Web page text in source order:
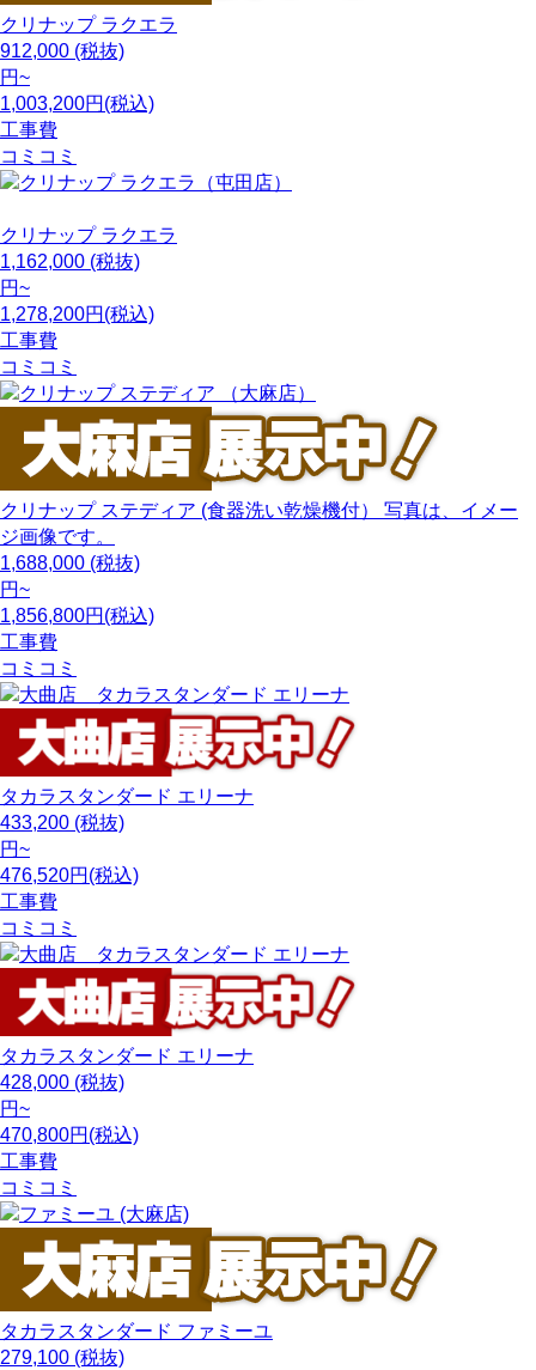
クリナップ ラクエラ
912,000 (税抜)
円~
1,003,200円(税込)
工事費
コミコミ
クリナップ ラクエラ
1,162,000 (税抜)
円~
1,278,200円(税込)
工事費
コミコミ
クリナップ ステディア (食器洗い乾燥機付） 写真は、イメー
ジ画像です。
1,688,000 (税抜)
円~
1,856,800円(税込)
工事費
コミコミ
タカラスタンダード エリーナ
433,200 (税抜)
円~
476,520円(税込)
工事費
コミコミ
タカラスタンダード エリーナ
428,000 (税抜)
円~
470,800円(税込)
工事費
コミコミ
タカラスタンダード ファミーユ
279,100 (税抜)